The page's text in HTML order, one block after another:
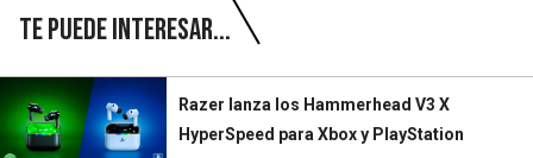
Te puede interesar...
Razer lanza los Hammerhead V3 X
HyperSpeed para Xbox y PlayStation